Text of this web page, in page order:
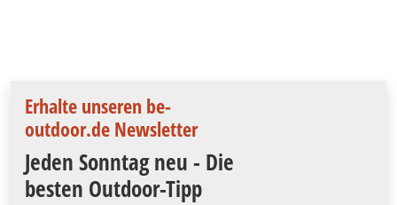
Erhalte unseren be-
outdoor.de Newsletter
Jeden Sonntag neu - Die
besten Outdoor-Tipp